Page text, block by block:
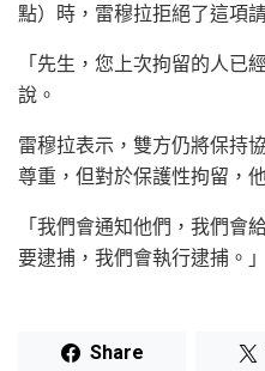
點）時，雷穆拉拒絕了這項
「先生，您上次拘留的人已
說。
雷穆拉表示，雙方仍將保持
尊重，但對於保護性拘留，
「我們會通知他們，我們會
要逮捕，我們會執行逮捕。
Share